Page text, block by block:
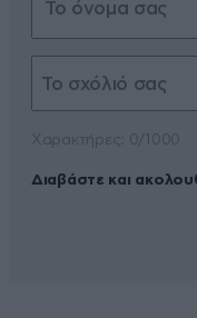
Διαβάστε και